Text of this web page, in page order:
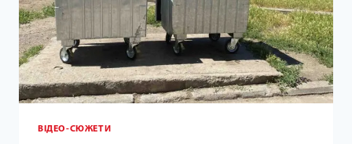
ВІДЕО-СЮЖЕТИ